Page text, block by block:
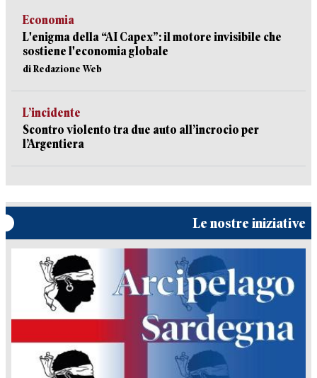
Economia
L'enigma della “AI Capex”: il motore invisibile che
sostiene l'economia globale
di Redazione Web
L’incidente
Scontro violento tra due auto all’incrocio per
l’Argentiera
Le nostre iniziative